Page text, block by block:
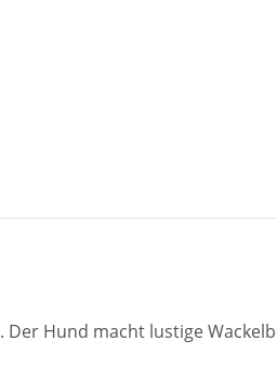
. Der Hund macht lustige